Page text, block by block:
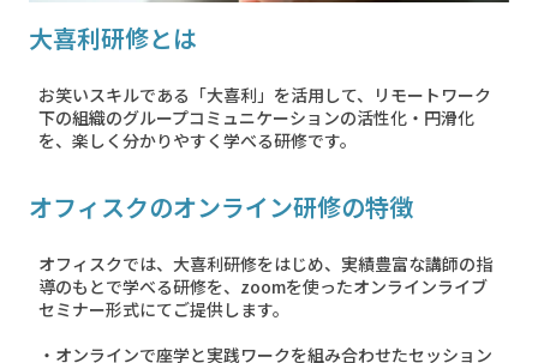
大喜利研修とは
お笑いスキルである「大喜利」を活用して、リモートワーク
下の組織のグループコミュニケーションの活性化・円滑化
を、楽しく分かりやすく学べる研修です。
オフィスクのオンライン研修の特徴
オフィスクでは、大喜利研修をはじめ、実績豊富な講師の指
導のもとで学べる研修を、zoomを使ったオンラインライブ
セミナー形式にてご提供します。
・オンラインで座学と実践ワークを組み合わせたセッション